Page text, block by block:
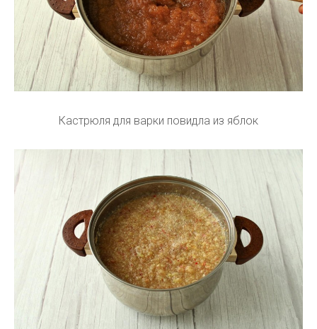
Кастрюля для варки повидла из яблок